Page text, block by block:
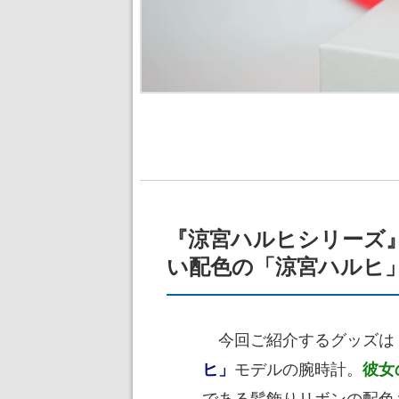
『涼宮ハルヒシリー
い配色の「涼宮ハルヒ
今回ご紹介するグッズは
ヒ」 モデルの腕時計。 彼